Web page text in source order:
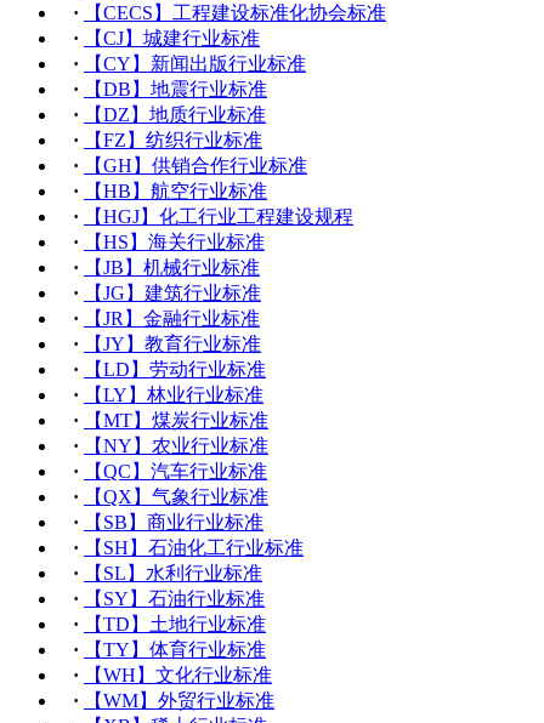
·
【CECS】工程建设标准化协会标准
·
【CJ】城建行业标准
·
【CY】新闻出版行业标准
·
【DB】地震行业标准
·
【DZ】地质行业标准
·
【FZ】纺织行业标准
·
【GH】供销合作行业标准
·
【HB】航空行业标准
·
【HGJ】化工行业工程建设规程
·
【HS】海关行业标准
·
【JB】机械行业标准
·
【JG】建筑行业标准
·
【JR】金融行业标准
·
【JY】教育行业标准
·
【LD】劳动行业标准
·
【LY】林业行业标准
·
【MT】煤炭行业标准
·
【NY】农业行业标准
·
【QC】汽车行业标准
·
【QX】气象行业标准
·
【SB】商业行业标准
·
【SH】石油化工行业标准
·
【SL】水利行业标准
·
【SY】石油行业标准
·
【TD】土地行业标准
·
【TY】体育行业标准
·
【WH】文化行业标准
·
【WM】外贸行业标准